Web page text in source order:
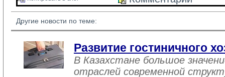
Другие новости по теме:
Развитие гостиничного
В Казахстане большое
отраслей современной